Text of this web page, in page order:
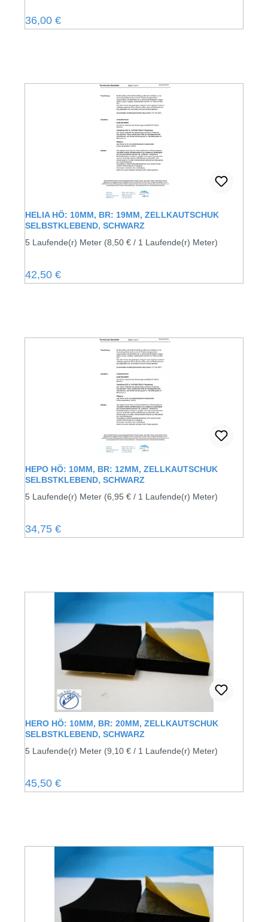
Regulärer Preis:
36,00 €
HELIA HÖ: 10MM, BR: 19MM, ZELLKAUTSCHUK
SELBSTKLEBEND, SCHWARZ
5 Laufende(r) Meter (8,50 € / 1 Laufende(r) Meter)
Regulärer Preis:
42,50 €
HEPO HÖ: 10MM, BR: 12MM, ZELLKAUTSCHUK
SELBSTKLEBEND, SCHWARZ
5 Laufende(r) Meter (6,95 € / 1 Laufende(r) Meter)
Regulärer Preis:
34,75 €
HERO HÖ: 10MM, BR: 20MM, ZELLKAUTSCHUK
SELBSTKLEBEND, SCHWARZ
5 Laufende(r) Meter (9,10 € / 1 Laufende(r) Meter)
Regulärer Preis:
45,50 €